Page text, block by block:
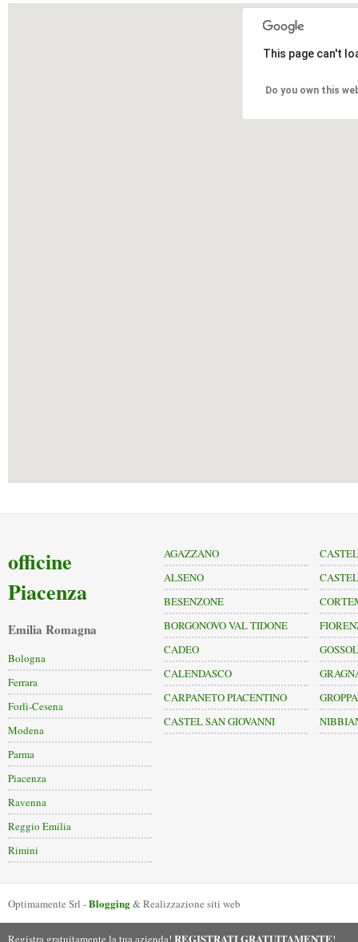
This page can't
Do you own this
officine
Piacenza
Emilia Romagna
Bologna
Ferrara
Forlì-Cesena
Modena
Parma
Piacenza
Ravenna
Reggio Emilia
Rimini
AGAZZANO
ALSENO
BESENZONE
BORGONOVO VAL TIDONE
CADEO
CALENDASCO
CARPANETO PIACENTINO
CASTEL SAN GIOVANNI
Optimamente Srl -Blogging& Realizzazione siti web
Registra gratuitamente la tua azienda! REGISTRATI GRATUITAMENTE!